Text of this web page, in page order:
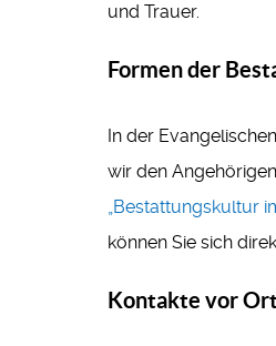
und Trauer.
Formen der
In der
wir den
„Bestattungskultur
können Sie sich
Kontakte vor